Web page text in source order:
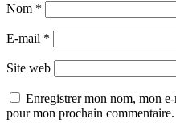
Nom *
E-mail *
Site web
Enregistrer mon nom, mon
pour mon prochain commentaire.